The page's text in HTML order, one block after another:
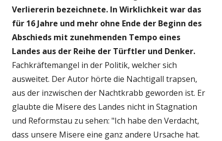
Verliererin bezeichnete. In Wirklichkeit war das
für 16 Jahre und mehr ohne Ende der Beginn des
Abschieds mit zunehmenden Tempo eines
Landes aus der Reihe der Türftler und Denker.
Fachkräftemangel in der Politik, welcher sich
ausweitet. Der Autor hörte die Nachtigall trapsen,
aus der inzwischen der Nachtkrabb geworden ist. Er
glaubte die Misere des Landes nicht in Stagnation
und Reformstau zu sehen: "Ich habe den Verdacht,
dass unsere Misere eine ganz andere Ursache hat.